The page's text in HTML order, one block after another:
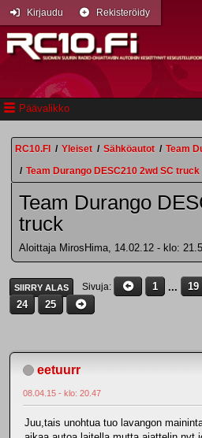
Päävalikko
Kirjaudu Rekisteröidy
RC10.FI / Yleiset / Sähköautot / Team
/ Team Durango DESC210 2wd SC truck
Team Durango
truck
Aloittaja MirosHima, 14.02.12 - klo:
SIIRRY ALAS Sivuja 1 ... 19
24
25
eetuurr
08.04.15 - klo: 20.47
Juu,tais unohtua tuo lavangon